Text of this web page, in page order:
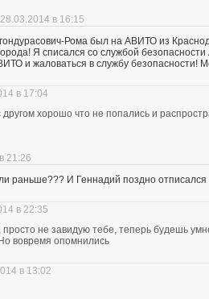
28.03.2014 в 16:15
Рома был на АВИТО из
Я списался со службой
и жаловаться в службу безопасности!
в 17:04
другом хорошо что не попались и
21:26
раньше??? И Геннадий поздно
в 22:35
не завидую тебе, теперь будешь
вовремя опомнились
в 13:02